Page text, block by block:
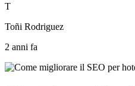
T
Toñi Rodriguez
2 anni fa